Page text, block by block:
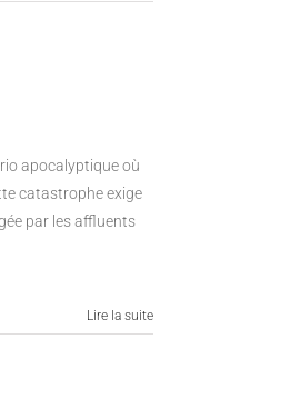
apocalyptique où
catastrophe exige
par les affluents
Lire la suite